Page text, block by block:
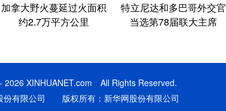
加拿大野火蔓延过火面积
约2.7万平方公里
特立尼达和多巴哥外交官
当选第78届联大主席
2026 XINHUANET.com All Rights Reserved.
份有限公司 版权所有：新华网股份有限公司